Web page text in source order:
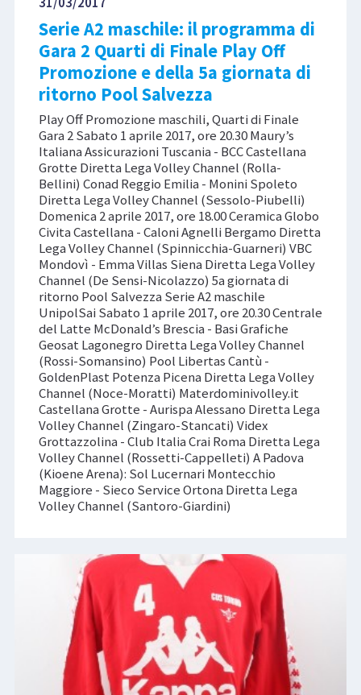
Serie A2 maschile: il programma di
Gara 2 Quarti di Finale Play Off
Promozione e della 5a giornata di
ritorno Pool Salvezza
Play Off Promozione maschili, Quarti di Finale
Gara 2 Sabato 1 aprile 2017, ore 20.30 Maury’s
Italiana Assicurazioni Tuscania - BCC Castellana
Grotte Diretta Lega Volley Channel (Rolla-
Bellini) Conad Reggio Emilia - Monini Spoleto
Diretta Lega Volley Channel (Sessolo-Piubelli)
Domenica 2 aprile 2017, ore 18.00 Ceramica Globo
Civita Castellana - Caloni Agnelli Bergamo Diretta
Lega Volley Channel (Spinnicchia-Guarneri) VBC
Mondovì - Emma Villas Siena Diretta Lega Volley
Channel (De Sensi-Nicolazzo) 5a giornata di
ritorno Pool Salvezza Serie A2 maschile
UnipolSai Sabato 1 aprile 2017, ore 20.30 Centrale
del Latte McDonald’s Brescia - Basi Grafiche
Geosat Lagonegro Diretta Lega Volley Channel
(Rossi-Somansino) Pool Libertas Cantù -
GoldenPlast Potenza Picena Diretta Lega Volley
Channel (Noce-Moratti) Materdominivolley.it
Castellana Grotte - Aurispa Alessano Diretta Lega
Volley Channel (Zingaro-Stancati) Videx
Grottazzolina - Club Italia Crai Roma Diretta Lega
Volley Channel (Rossetti-Cappelleti) A Padova
(Kioene Arena): Sol Lucernari Montecchio
Maggiore - Sieco Service Ortona Diretta Lega
Volley Channel (Santoro-Giardini)